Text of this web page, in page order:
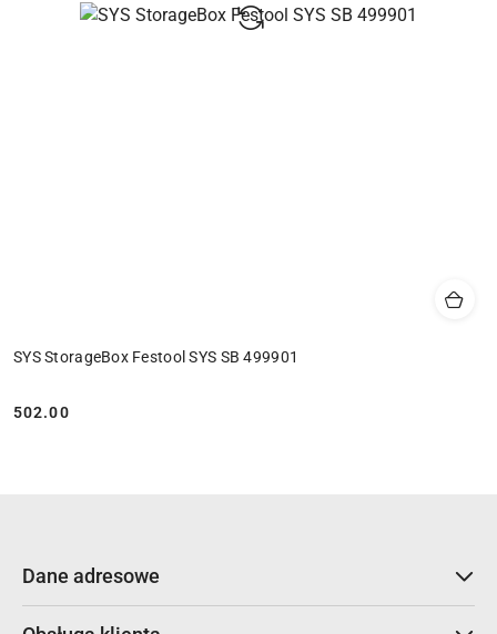
SYS StorageBox Festool SYS SB 499901
Cena:
502.00
Dane adresowe